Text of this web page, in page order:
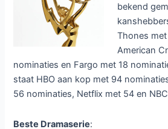
bekend
Thones
American
nominaties en Fargo met 18
staat HBO aan kop met 94
56 nominaties, Netflix met 54 en
Beste Dramaserie: